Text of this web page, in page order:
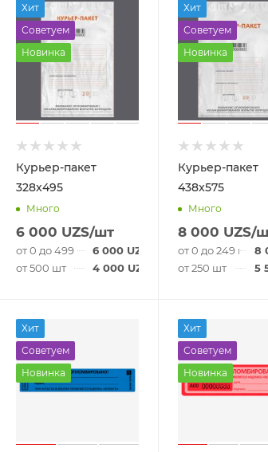
Хит
Советуем
Новинка
Курьер-пакет
328x495
Много
6 000 UZS/шт
от 0 до 499 шт 6 000UZS
от 500 шт
4 000UZS
Хит
Советуем
Новинка
Курьер-пакет
438x575
Много
8 000 UZS/
от 0 до 249 шт 8
от 250 шт
5
Хит
Советуем
Новинка
Хит
Советуем
Новинка